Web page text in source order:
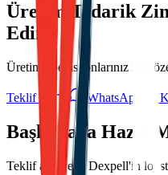
Üretim Tedarik
Edin
Üretim operasyonlarınız için
Teklif Al WhatsApp ile
Başlamaya Hazır
Teklif alın veya Dexpell'in